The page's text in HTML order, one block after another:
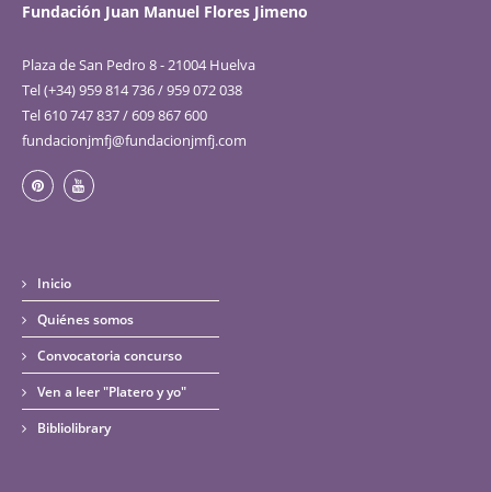
Fundación Juan Manuel Flores Jimeno
Plaza de San Pedro 8 - 21004 Huelva
Tel (+34) 959 814 736 / 959 072 038
Tel 610 747 837 / 609 867 600
fundacionjmfj@fundacionjmfj.com
Inicio
Quiénes somos
Convocatoria concurso
Ven a leer "Platero y yo"
Bibliolibrary